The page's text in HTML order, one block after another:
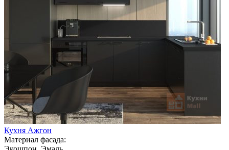
Кухня Ажгон
Материал фасада: